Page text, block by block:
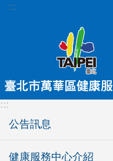
跳到主要內容區塊
:::
:::
公告訊息
健康服務中心介紹